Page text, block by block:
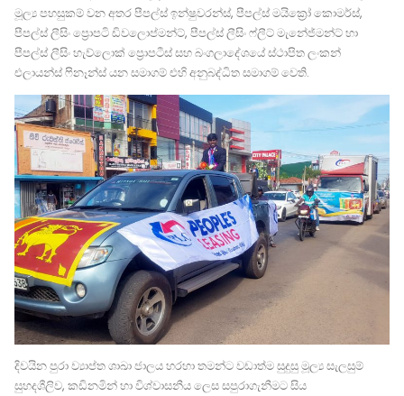
මූල්‍ය පහසුකම් වන අතර පීපල්ස් ඉන්ෂුවරන්ස්, පීපල්ස් මයික්‍රෝ කොමර්ස්,
පීපල්ස් ලීසිං ප්‍රොපටි ඩිවලොප්මන්ට්, පීපල්ස් ලීසිං ෆ්ලීට් මැනේජ්මන්ට් හා
පීපල්ස් ලීසිං හැව්ලොක් ප්‍රොපටීස් සහ බංගලාදේශයේ ස්ථාපිත ලංකන්
එලායන්ස් ෆිනෑන්ස් යන සමාගම් එහි අනුබද්ධිත සමාගම් වෙති.
දිවයින පුරා ව්‍යාප්ත ශාඛා ජාලය හරහා තමන්ට වඩාත්ම සුදුසු මූල්‍ය සැලසුම්
සුහදශීලිව, කඩිනමින් හා විශ්වාසනීය ලෙස සපුරාගැනීමට සිය